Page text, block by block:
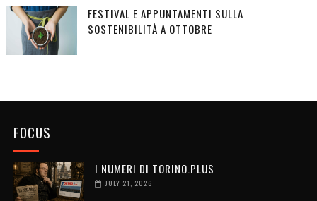
FESTIVAL E APPUNTAMENTI SULLA
SOSTENIBILITÀ A OTTOBRE
FOCUS
I NUMERI DI TORINO.PLUS
JULY 21, 2026